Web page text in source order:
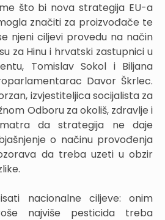
što bi nova strategija EU-a
značiti za proizvođače te
njeni ciljevi provedu na način
za Hinu i hrvatski zastupnici u
Tomislav Sokol i Biljana
Davor Škrlec.
izvjestiteljica socijalista za
Odboru za okoliš, zdravlje i
da strategija ne daje
o načinu provođenja
da treba uzeti u obzir
nacionalne ciljeve: onim
najviše pesticida treba